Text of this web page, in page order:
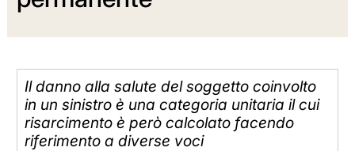
Il danno alla salute del soggetto coinvolto
in un sinistro è una categoria unitaria il cui
risarcimento è però calcolato facendo
riferimento a diverse voci